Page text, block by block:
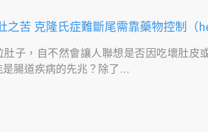
之苦 克隆氏症難斷尾需靠藥物控制（
肚子，自不然會讓人聯想是否因吃壞肚皮
是腸道疾病的先兆？除了…